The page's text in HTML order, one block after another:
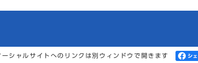
ーシャルサイトへのリンクは別ウィンドウで開きます